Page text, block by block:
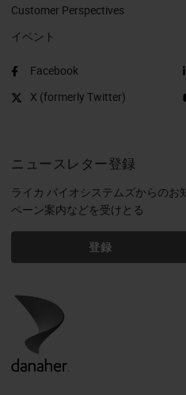
Customer Perspectives​
イベント
Facebook
X (formerly Twitter)
ニュースレター登録
ライカ バイオシステムズからの
ペーン案内などを受けとる
登録